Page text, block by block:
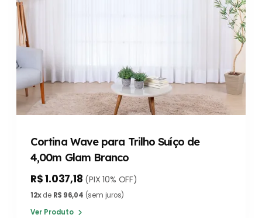
Cortina Wave para Trilho Suíço de
4,00m Glam Branco
R$ 1.037,18 (PIX 10% OFF)
12xde R$ 96,04 (sem juros)
Ver Produto